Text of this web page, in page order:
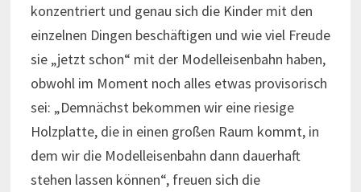
konzentriert und genau sich die Kinder mit den
einzelnen Dingen beschäftigen und wie viel Freude
sie „jetzt schon“ mit der Modelleisenbahn haben,
obwohl im Moment noch alles etwas provisorisch
sei: „Demnächst bekommen wir eine riesige
Holzplatte, die in einen großen Raum kommt, in
dem wir die Modelleisenbahn dann dauerhaft
stehen lassen können“, freuen sich die